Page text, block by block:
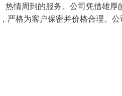
情周到的服务。公司凭借雄
严格为客户保密并价格合理。